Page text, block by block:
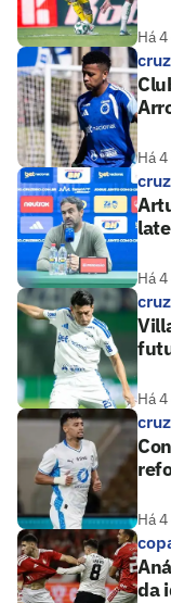
Há
Há
Há
Há
Há
da